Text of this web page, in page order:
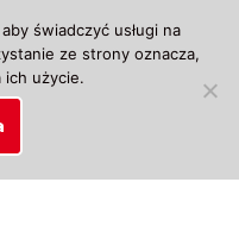
świadczyć usługi na
ze strony oznacza,
ich użycie.